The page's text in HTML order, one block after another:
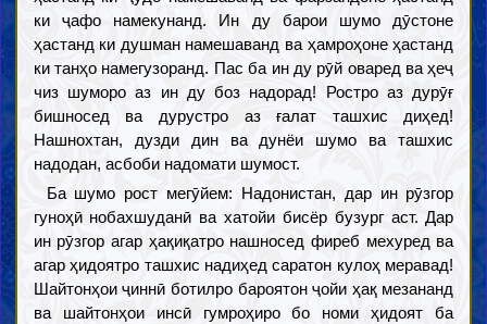
ки ҷафо намекунанд. Ин ду барои шумо дӯстоне
ҳастанд ки душман намешаванд ва ҳамроҳоне ҳастанд
ки танҳо намегузоранд. Пас ба ин ду рӯй оваред ва ҳеҷ
чиз шуморо аз ин ду боз надорад! Ростро аз дурӯғ
бишносед ва дурустро аз ғалат ташхис диҳед!
Нашнохтан, дузди дин ва дунёи шумо ва ташхис
надодан, асбоби надомати шумост.
Ба шумо рост мегӯйем: Надонистан, дар ин рӯзгор
гуноҳӣ нобахшуданӣ ва хатойи бисёр бузург аст. Дар
ин рӯзгор агар ҳақиқатро нашносед фиреб мехуред ва
агар ҳидоятро ташхис надиҳед саратон кулоҳ меравад!
Шайтонҳои ҷиннӣ ботилро бароятон ҷойи ҳақ мезананд
ва шайтонҳои инсӣ гумроҳиро бо номи ҳидоят ба